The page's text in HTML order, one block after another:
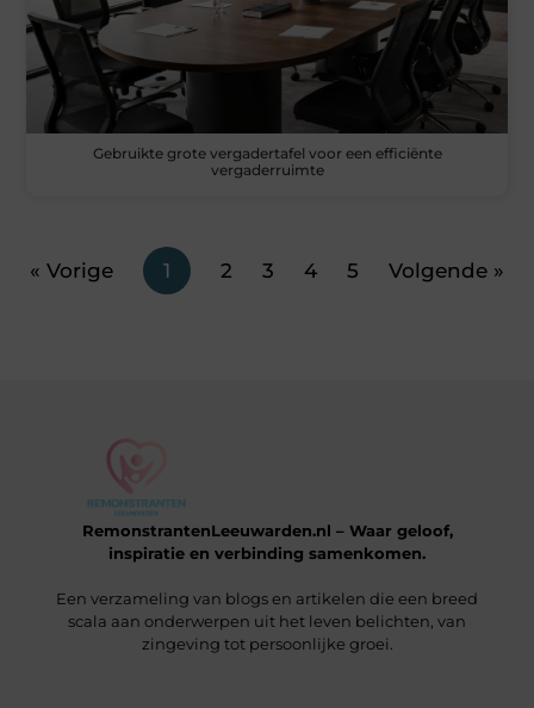
Gebruikte grote vergadertafel voor een efficiënte
vergaderruimte
« Vorige 1 2 3 4 5 Volgende »
RemonstrantenLeeuwarden.nl – Waar geloof,
inspiratie en verbinding samenkomen.
Een verzameling van blogs en artikelen die een breed
scala aan onderwerpen uit het leven belichten, van
zingeving tot persoonlijke groei.